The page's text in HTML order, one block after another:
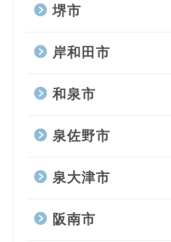
堺市
岸和田市
和泉市
泉佐野市
泉大津市
阪南市